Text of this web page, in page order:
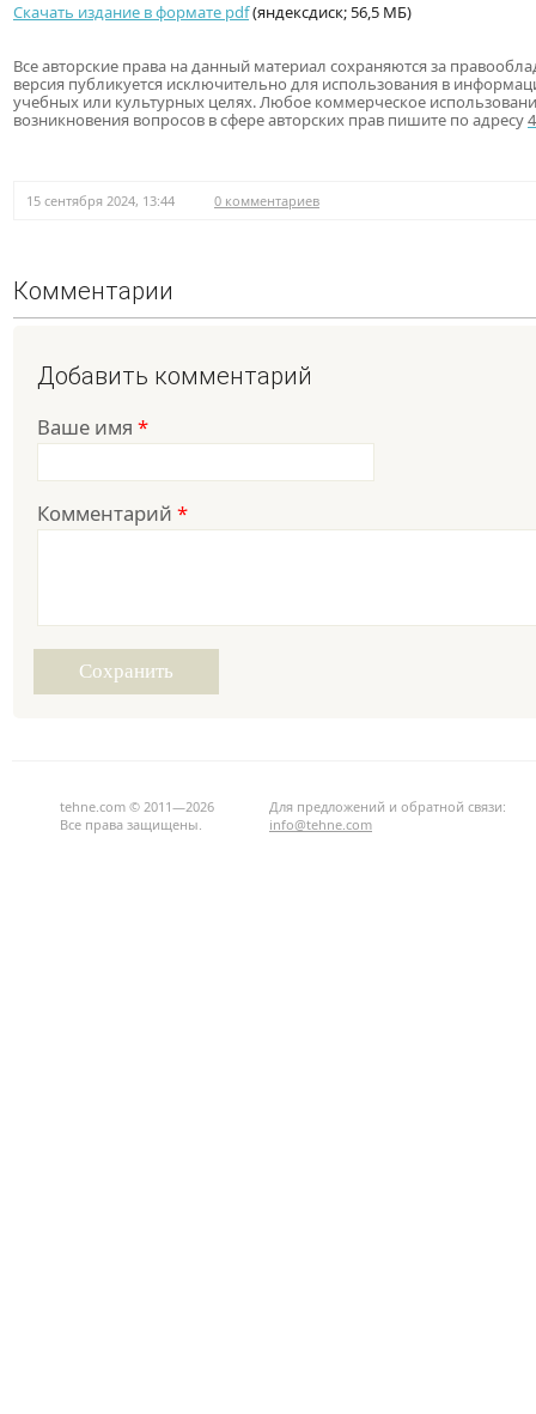
Скачать издание в формате pdf(яндексдиск; 56,5 МБ)
Все авторские права на данный материал сохраняются за
версия публикуется исключительно для использования в
учебных или культурных целях. Любое коммерческое
возникновения вопросов в сфере авторских прав пишите по адресу
15 сентября 2024, 13:44 0 комментариев
Комментарии
Добавить комментарий
Ваше имя *
Комментарий *
tehne.com © 2011—2026
Все права защищены.
Для предложений и обратной связи:
info@tehne.com